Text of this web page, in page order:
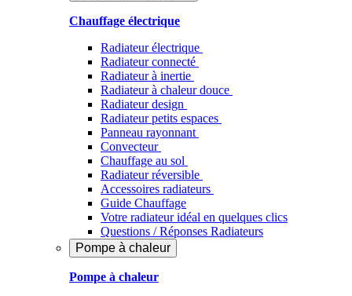
Chauffage électrique
Radiateur électrique
Radiateur connecté
Radiateur à inertie
Radiateur à chaleur douce
Radiateur design
Radiateur petits espaces
Panneau rayonnant
Convecteur
Chauffage au sol
Radiateur réversible
Accessoires radiateurs
Guide Chauffage
Votre radiateur idéal en quelques clics
Questions / Réponses Radiateurs
Pompe à chaleur
Pompe à chaleur